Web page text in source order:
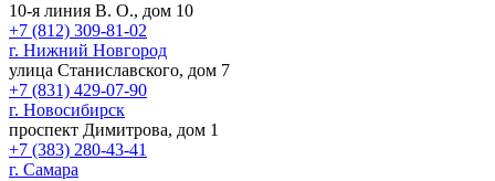
10-я линия В. О., дом 10
+7 (812) 309-81-02
г. Нижний Новгород
улица Станиславского, дом 7
+7 (831) 429-07-90
г. Новосибирск
проспект Димитрова, дом 1
+7 (383) 280-43-41
г. Самара